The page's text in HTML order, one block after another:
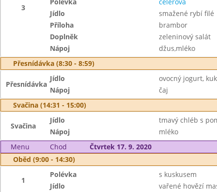
3
Jídlo
smažené rybí filé
Příloha
brambor
Doplněk
zeleninový salát
Nápoj
džus,mléko
Přesnídávka (8:30 - 8:59)
Přesnídávka
Jídlo
ovocný jogurt,
Nápoj
čaj
Svačina (14:31 - 15:00)
Svačina
Jídlo
tmavý chléb s
Nápoj
mléko
Menu
Chod
Čtvrtek 17. 9. 2020
Oběd (9:00 - 14:30)
1
Polévka
s kuskusem
Jídlo
vařené hovězí